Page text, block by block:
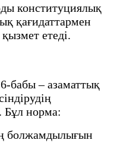
конституциялық
қағидаттармен
етеді.
бабы – азаматтық
Бұл норма: